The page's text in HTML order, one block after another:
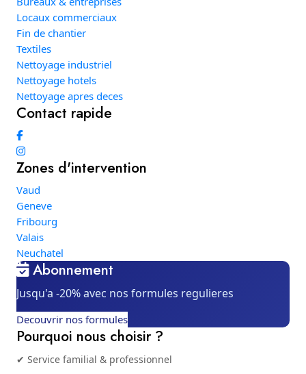
Locaux commerciaux
Fin de chantier
Textiles
Nettoyage industriel
Nettoyage hotels
Nettoyage apres deces
Contact rapide
Zones d'intervention
Vaud
Geneve
Fribourg
Valais
Neuchatel
Abonnement
Jusqu'a -20% avec nos formules regulieres
Decouvrir nos formules
Pourquoi nous choisir ?
✔ Service familial & professionnel